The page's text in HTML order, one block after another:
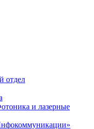
отдел
и лазерные